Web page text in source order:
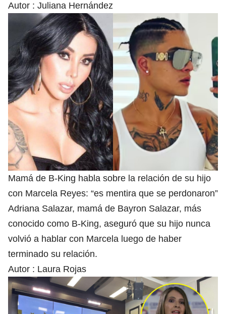
Autor : Juliana Hernández
Mamá de B-King habla sobre la relación de su hijo
con Marcela Reyes: “es mentira que se perdonaron”
Adriana Salazar, mamá de Bayron Salazar, más
conocido como B-King, aseguró que su hijo nunca
volvió a hablar con Marcela luego de haber
terminado su relación.
Autor : Laura Rojas